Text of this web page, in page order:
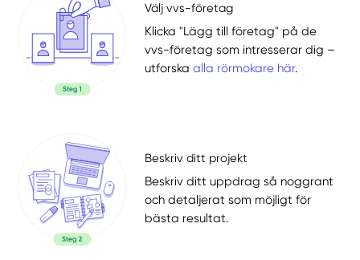
Välj vvs-företag
Klicka "Lägg till företag" på de
vvs-företag som intresserar dig –
utforskaalla rörmokare här.
Beskriv ditt projekt
Beskriv ditt uppdrag så noggrant
och detaljerat som möjligt för
bästa resultat.